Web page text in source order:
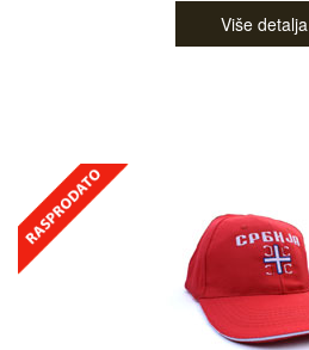
Više detalja